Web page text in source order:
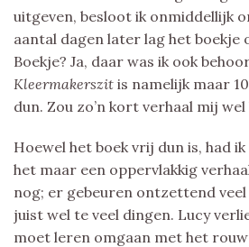
uitgeven, besloot ik onmiddellijk
aantal dagen later lag het boekje
Boekje? Ja, daar was ik ook
Kleermakerszit is namelijk maar
dun. Zou zo’n kort verhaal mij
Hoewel het boek vrij dun is, had
het maar een oppervlakkig
nog; er gebeuren ontzettend
juist wel te veel dingen. Lucy
moet leren omgaan met het